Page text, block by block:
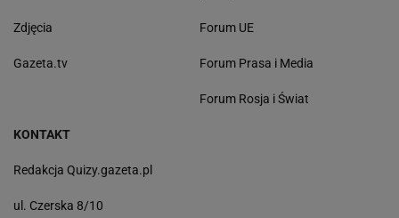
Zdjęcia
Gazeta.tv
Forum UE
Forum Prasa i Media
Forum Rosja i Świat
KONTAKT
Redakcja Quizy.gazeta.pl
ul. Czerska 8/10